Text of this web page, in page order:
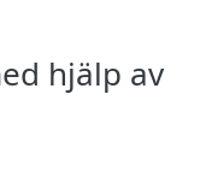
hjälp av